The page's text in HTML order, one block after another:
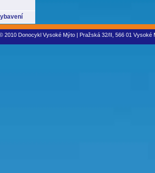
2010 Donocykl Vysoké Mýto | Pražská 32/II, 566 01 Vysoké